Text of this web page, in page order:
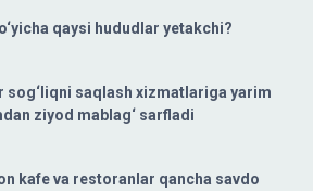
qaysi hududlar yetakchi?
sog‘liqni saqlash xizmatlariga yarim
ziyod mablag‘ sarfladi
kafe va restoranlar qancha savdo